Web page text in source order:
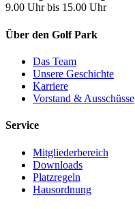
9.00 Uhr bis 15.00 Uhr
Über den Golf Park
Das Team
Unsere Geschichte
Karriere
Vorstand & Ausschüsse
Service
Mitgliederbereich
Downloads
Platzregeln
Hausordnung